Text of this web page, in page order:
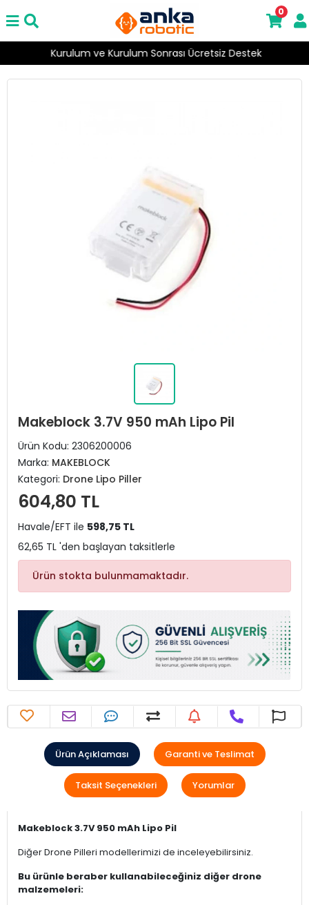
Kurulum ve Kurulum Sonrası Ücretsiz Destek
0
Makeblock 3.7V 950 mAh Lipo Pil
Ürün Kodu: 2306200006
Marka: MAKEBLOCK
Kategori: Drone Lipo Piller
604,80 TL
Havale/EFT ile 598,75 TL
62,65 TL 'den başlayan taksitlerle
Ürün stokta bulunmamaktadır.
Ürün Açıklaması Garanti ve Teslimat
Taksit Seçenekleri Yorumlar
Makeblock 3.7V 950 mAh Lipo Pil
Diğer Drone Pilleri modellerimizi de inceleyebilirsiniz.
Bu ürünle beraber kullanabileceğiniz diğer drone
malzemeleri: